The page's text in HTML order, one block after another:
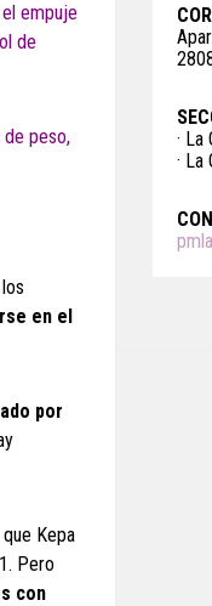
empuje
de
de peso,
en el
por
Kepa
Pero
con
· La
· La